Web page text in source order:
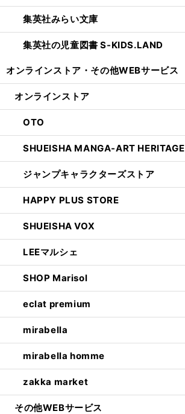
集英社みらい文庫
集英社の児童図書 S-KIDS.LAND
オンラインストア・ その他WEBサービス
オンラインストア
OTO
SHUEISHA MANGA-ART HERITAGE
ジャンプキャラクターズストア
HAPPY PLUS STORE
SHUEISHA VOX
LEEマルシェ
SHOP Marisol
eclat premium
mirabella
mirabella homme
zakka market
その他WEBサービス